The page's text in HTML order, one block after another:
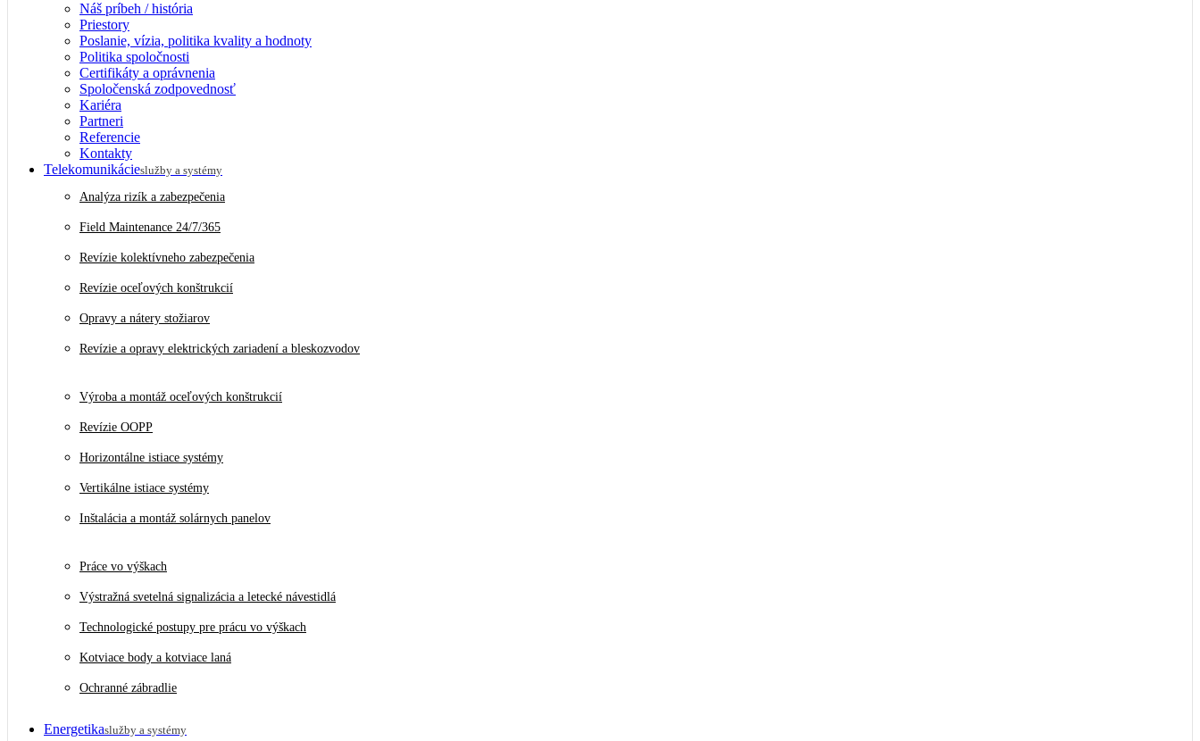
Náš príbeh / história
Priestory
Poslanie, vízia, politika kvality a hodnoty
Politika spoločnosti
Certifikáty a oprávnenia
Spoločenská zodpovednosť
Kariéra
Partneri
Referencie
Kontakty
Telekomunikácieslužby a systémy
Analýza rizík a zabezpečenia
Field Maintenance 24/7/365
Revízie kolektívneho zabezpečenia
Revízie oceľových konštrukcií
Opravy a nátery stožiarov
Revízie a opravy elektrických zariadení a bleskozvodov
Výroba a montáž oceľových konštrukcií
Revízie OOPP
Horizontálne istiace systémy
Vertikálne istiace systémy
Inštalácia a montáž solárnych panelov
Práce vo výškach
Výstražná svetelná signalizácia a letecké návestidlá
Technologické postupy pre prácu vo výškach
Kotviace body a kotviace laná
Ochranné zábradlie
Energetikaslužby a systémy